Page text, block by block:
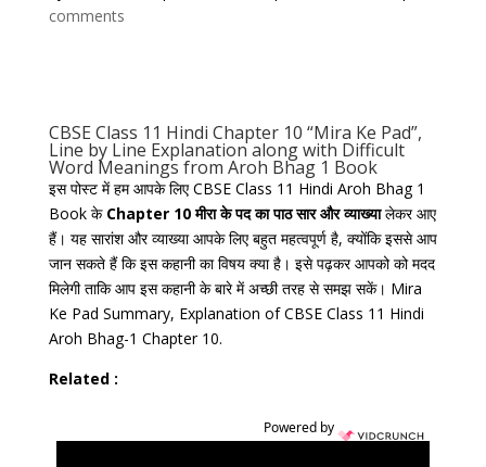
comments
CBSE Class 11 Hindi Chapter 10 “Mira Ke Pad”,
Line by Line Explanation along with Difficult
Word Meanings from Aroh Bhag 1 Book
इस पोस्ट में हम आपके लिए CBSE Class 11 Hindi Aroh Bhag 1
Book के Chapter 10 मीरा के पद का पाठ सार और व्याख्यालेकर आए
हैं। यह सारांश और व्याख्या आपके लिए बहुत महत्वपूर्ण है, क्योंकि इससे आप
जान सकते हैं कि इस कहानी का विषय क्या है। इसे पढ़कर आपको को मदद
मिलेगी ताकि आप इस कहानी के बारे में अच्छी तरह से समझ सकें। Mira
Ke Pad Summary, Explanation of CBSE Class 11 Hindi
Aroh Bhag-1 Chapter 10.
Related :
Powered by